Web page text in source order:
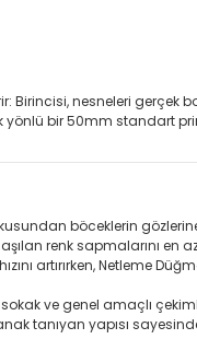
nesneleri gerçek
bir 50mm standart
böceklerin
renk sapmalarını
artırırken, Netleme
ve genel amaçlı
tanıyan yapısı